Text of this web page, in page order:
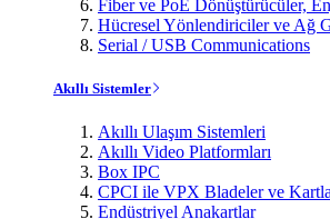
Fiber ve PoE Dönüştürücüler,
Hücresel Yönlendiriciler ve Ağ
Serial / USB Communications
Akıllı Sistemler
Akıllı Ulaşım Sistemleri
Akıllı Video Platformları
Box IPC
CPCI ile VPX Bladeler ve
Endüstriyel Anakartlar